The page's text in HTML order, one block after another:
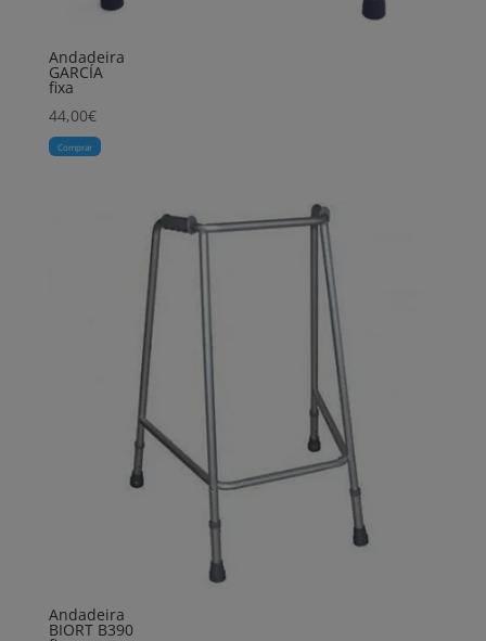
Andadeira
GARCÍA
fixa
44,00€
Comprar
Andadeira
BIORT B390